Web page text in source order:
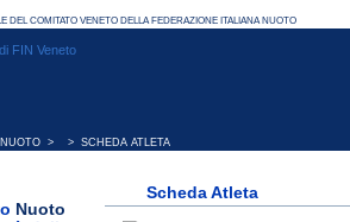
NUOTO > > SCHEDA ATLETA
Nuoto
Scheda Atleta